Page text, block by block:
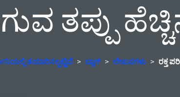
ತಪ್ಪು
ತಯಾರಿಸಲ್ಪಟ್ಟಿದೆ > ಬ್ಲಾಗ್ > ಲೇಖನಗಳು > ರಕ್ತ